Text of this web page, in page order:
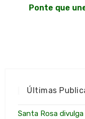
Ponte que
Últimas
Santa Rosa